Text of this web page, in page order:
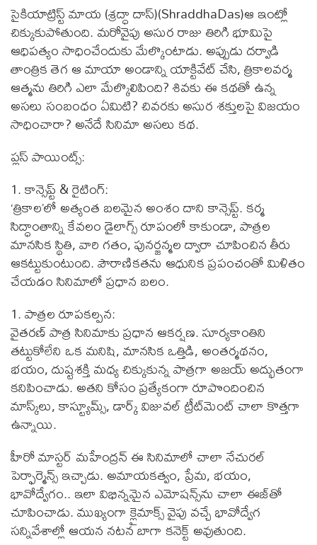
సైకియాట్రిస్ట్ మాయ (శ్రద్ధా దాస్)(ShraddhaDas)ఆ ఇంట్లో
చిక్కుకుపోతుంది. మరోవైపు అసుర రాజు తిరిగి భూమిపై
ఆధిపత్యం సాధించేందుకు మేల్కొంటాడు. అప్పుడు దర్వాడి
తాంత్రిక తెగ ఆ మాయా అండాన్ని యాక్టివేట్ చేసి, త్రికాలవర్మ
ఆత్మను తిరిగి ఎలా మేల్కొలిపింది? శివకు ఈ కథతో ఉన్న
అసలు సంబంధం ఏమిటి? చివరకు అసుర శక్తులపై విజయం
సాధించారా? అనేదే సినిమా అసలు కథ.
ప్లస్ పాయింట్స్:
1. కాన్సెప్ట్ & రైటింగ్:
‘త్రికాల’లో అత్యంత బలమైన అంశం దాని కాన్సెప్ట్. కర్మ
సిద్ధాంతాన్ని కేవలం డైలాగ్స్ రూపంలో కాకుండా, పాత్రల
మానసిక స్థితి, వారి గతం, పునర్జన్మల ద్వారా చూపించిన తీరు
ఆకట్టుకుంటుంది. పౌరాణికతను ఆధునిక ప్రపంచంతో మిళితం
చేయడం సినిమాలో ప్రధాన బలం.
1. పాత్రల రూపకల్పన:
వైతరణ్ పాత్ర సినిమాకు ప్రధాన ఆకర్షణ. సూర్యకాంతిని
తట్టుకోలేని ఒక మనిషి, మానసిక ఒత్తిడి, అంతర్మథనం,
భయం, దుష్టశక్తి మధ్య చిక్కుకున్న పాత్రగా అజయ్ అద్భుతంగా
కనిపించాడు. అతని కోసం ప్రత్యేకంగా రూపొందించిన
మాస్క్‌లు, కాస్ట్యూమ్స్, డార్క్ విజువల్ ట్రీట్‌మెంట్ చాలా కొత్తగా
ఉన్నాయి.
హీరో మాస్టర్ మహేంద్రన్ ఈ సినిమాలో చాలా నేచురల్
పెర్ఫార్మెన్స్ ఇచ్చాడు. అమాయకత్వం, ప్రేమ, భయం,
భావోద్వేగం.. ఇలా విభిన్నమైన ఎమోషన్స్‌ను చాలా ఈజ్‌తో
చూపించాడు. ముఖ్యంగా క్లైమాక్స్ వైపు వచ్చే భావోద్వేగ
సన్నివేశాల్లో ఆయన నటన బాగా కనెక్ట్ అవుతుంది.